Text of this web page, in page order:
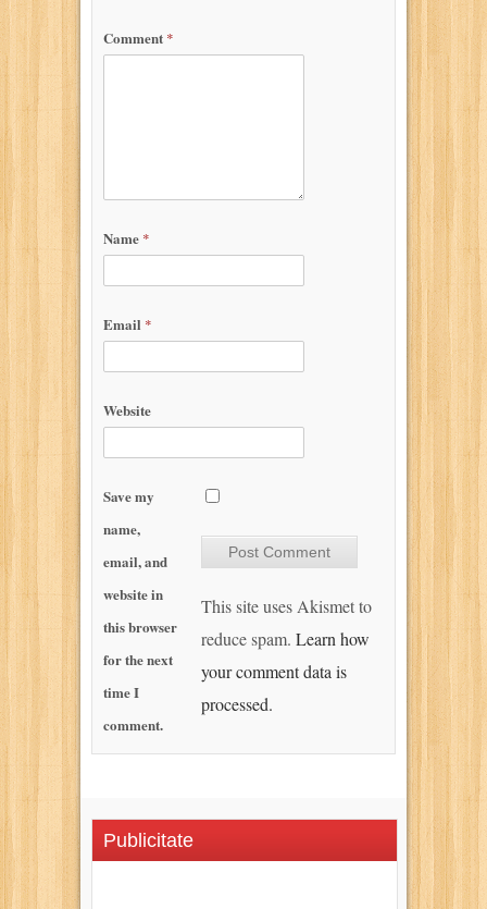
Comment *
Name *
Email *
Website
Save my
name,
email, and
website in
this browser
for the next
time I
comment.
This site uses Akismet to
reduce spam. Learn how
your comment data is
processed.
Publicitate